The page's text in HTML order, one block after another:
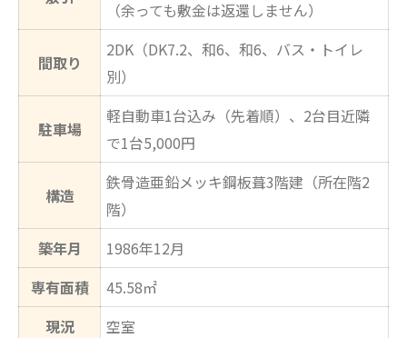
（余っても敷金は返還しません）
間取り
2DK（DK7.2、和6、和6、バス・トイレ
別）
駐車場
軽自動車1台込み（先着順）、2台目近隣
で1台5,000円
構造
鉄骨造亜鉛メッキ鋼板葺3階建（所在階2
階）
築年月
1986年12月
専有面積
45.58㎡
現況
空室